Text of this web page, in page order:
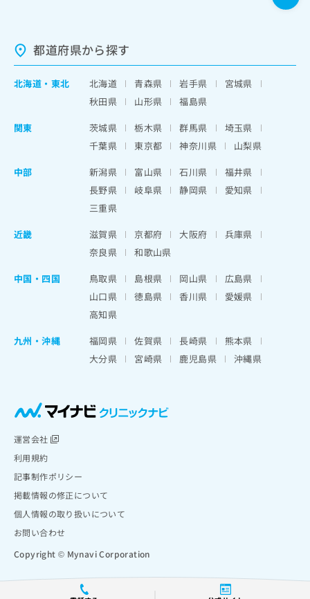
都道府県から探す
北海道 ・ 東北 北海道 青森県 岩手県
宮城県
秋田県
山形県
福島県
関東
茨城県 栃木県 群馬県
埼玉県
千葉県
東京都 神奈川県
山梨県
中部
新潟県 富山県 石川県
福井県
長野県
岐阜県 静岡県
愛知県
三重県
近畿
滋賀県 京都府 大阪府
兵庫県
奈良県
和歌山県
中国・四国
鳥取県 島根県 岡山県
広島県
山口県
徳島県 香川県
愛媛県
高知県
九州・沖縄
福岡県 佐賀県 長崎県
熊本県
大分県
宮崎県 鹿児島県 沖縄県
運営会社
利用規約
記事制作ポリシー
掲載情報の修正について
個人情報の取り扱いについて
お問い合わせ
Copyright © Mynavi Corporation